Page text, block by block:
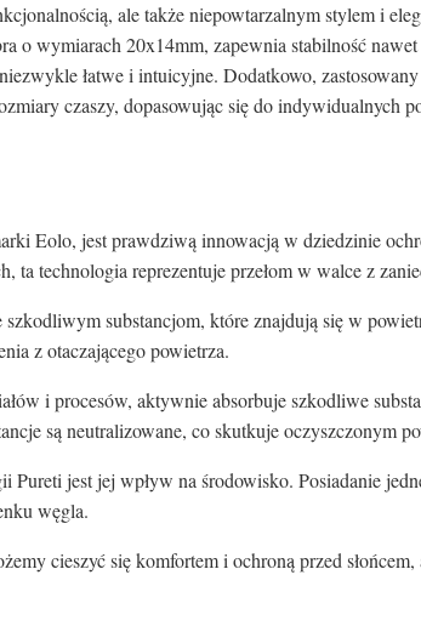
ale także niepowtarzalnym stylem i
o wymiarach 20x14mm, zapewnia stabilność
łatwe i intuicyjne. Dodatkowo,
czaszy, dopasowując się do
Eolo, jest prawdziwą innowacją w dziedzinie
ta technologia reprezentuje przełom w walce z
substancjom, które znajdują się w
z otaczającego powietrza.
i procesów, aktywnie absorbuje szkodliwe
są neutralizowane, co skutkuje oczyszczonym
jest jej wpływ na środowisko. Posiadanie
węgla.
cieszyć się komfortem i ochroną przed